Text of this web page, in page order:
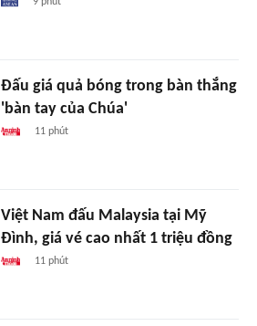
Đấu giá quả bóng trong bàn thắng
'bàn tay của Chúa'
11 phút
Việt Nam đấu Malaysia tại Mỹ
Đình, giá vé cao nhất 1 triệu đồng
11 phút